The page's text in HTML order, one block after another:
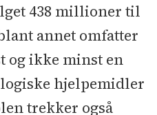
438 millioner til
annet omfatter
og ikke minst en
hjelpemidler
trekker også